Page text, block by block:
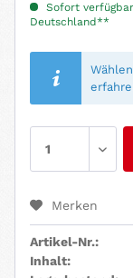
Sofort
Deutschland**
Merken
Artikel-Nr.:
Inhalt: